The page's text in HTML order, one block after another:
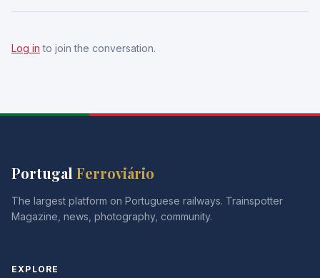
Log in to join the conversation.
Portugal Ferroviário
The largest platform on Portuguese railways. Trainspotter
Magazine, news, photography, community.
EXPLORE